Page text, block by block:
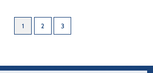
1 2 3